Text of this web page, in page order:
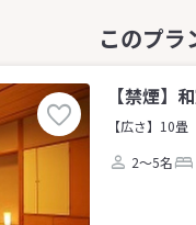
【禁煙】
【広さ】10畳
2～5名